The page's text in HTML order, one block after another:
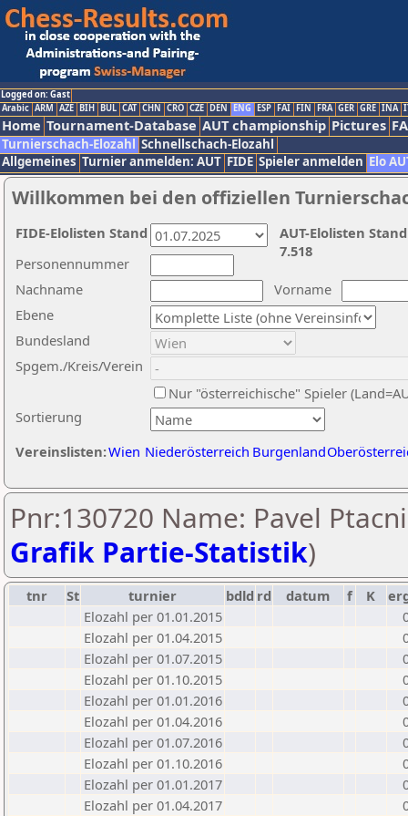
Logged on: Gast
Arabic ARM AZE BIH BUL CAT CHN CRO CZE DEN ENG ESP FAI FIN FRA GER GRE INA
Home Tournament-Database AUT championship Pictures
Turnierschach-Elozahl Schnellschach-Elozahl
Allgemeines Turnier anmelden: AUT FIDE Spieler anmelden Elo
Willkommen bei den offiziellen
Nachname
Vorname
Ebene
Sortierung
Personennummer
Bundesland
Spgem./Kreis/Verein
Nur "österreichische" Spieler
Vereinslisten:Wien Niederösterreich Burgenland
AUT-Elolisten
7.518
FIDE-Elolisten Stand
Pnr:130720 Name: Pavel
Grafik Partie-Statistik)
tnr St turnier bdld rd datum f K
Elozahl per 01.01.2015
Elozahl per 01.04.2015
Elozahl per 01.07.2015
Elozahl per 01.10.2015
Elozahl per 01.01.2016
Elozahl per 01.04.2016
Elozahl per 01.07.2016
Elozahl per 01.10.2016
Elozahl per 01.01.2017
Elozahl per 01.04.2017